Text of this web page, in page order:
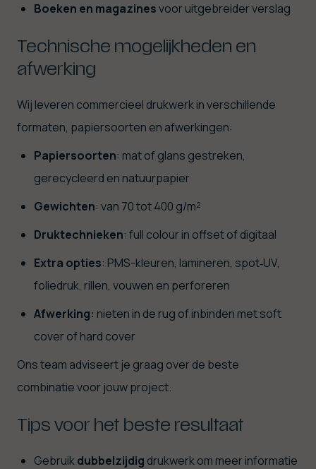
Boeken en magazinesvoor uitgebreider verslag
Technische mogelijkheden en
afwerking
Wij leveren commercieel drukwerk in verschillende
formaten, papiersoorten en afwerkingen:
Papiersoorten: mat of glans gestreken,
gerecycleerd en natuurpapier
Gewichten: van 70 tot 400 g/m²
Druktechnieken: full colour in offset of digitaal
Extra opties: PMS-kleuren, lamineren, spot‑UV,
foliedruk, rillen, vouwen en perforeren
Afwerking: nieten in de rug of inbinden met soft
cover of hard cover
Ons team adviseert je graag over de beste
combinatie voor jouw project.
Tips voor het beste resultaat
Gebruikdubbelzijdig drukwerk om meer informatie